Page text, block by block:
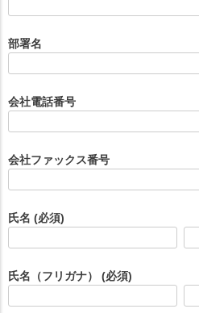
部署名
会社電話番号
会社ファックス番号
氏名 (必須)
氏名（フリガナ） (必須)